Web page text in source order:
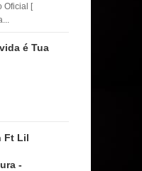
Oficial [
é Tua
Ft Lil
-